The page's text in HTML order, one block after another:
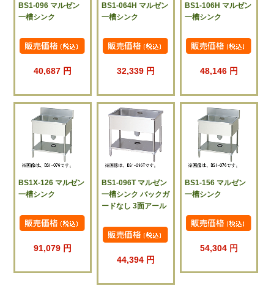
BS1-096 マルゼン
一槽シンク
40,687 円
BS1-064H マルゼン
一槽シンク
32,339 円
BS1-106H マルゼン
一槽シンク
48,146 円
BS1X-126 マルゼン
一槽シンク
91,079 円
BS1-096T マルゼン
一槽シンク バックガ
ードなし 3面アール
44,394 円
BS1-156 マルゼン
一槽シンク
54,304 円